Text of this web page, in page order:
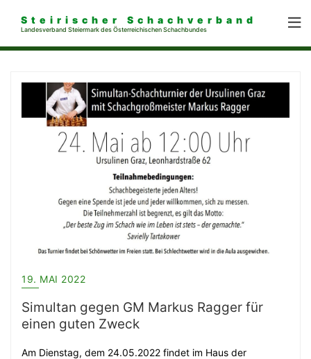
Steirischer Schachverband
Landesverband Steiermark des Österreichischen Schachbundes
19. MAI 2022
Simultan gegen GM Markus Ragger für
einen guten Zweck
Am Dienstag, dem 24.05.2022 findet im Haus der